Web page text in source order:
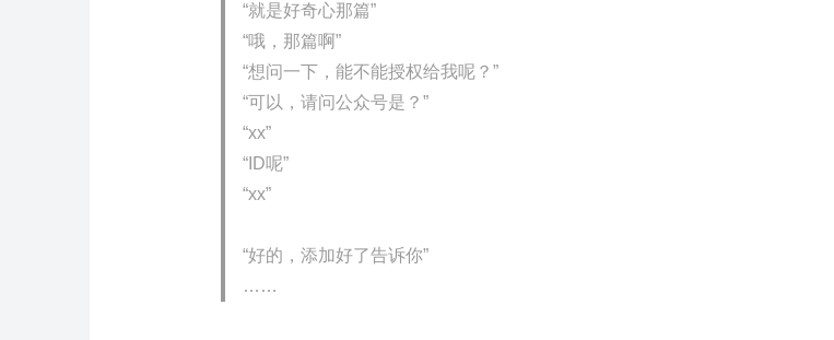
“就是好奇心那篇”
“哦，那篇啊”
“想问一下，能不能授权给我呢？ ”
“可以，请问公众号是？ ”
“xx”
“ID呢”
“xx”
“好的，添加好了告诉你”
……